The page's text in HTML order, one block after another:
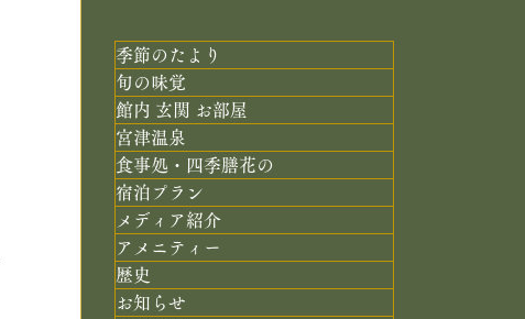
予
約
季節のたより
旬の味覚
館内 玄関 お部屋
宮津温泉
食事処・四季膳花の
宿泊プラン
メディア紹介
アメニティー
歴史
お知らせ